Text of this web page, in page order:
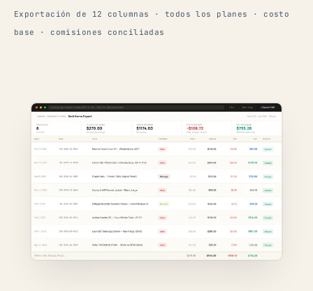
Exportación de 12 columnas · todos los planes · costo
base · comisiones conciliadas